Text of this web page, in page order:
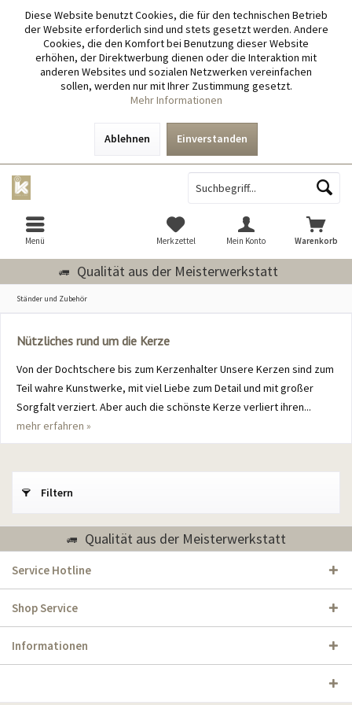
Diese Website benutzt Cookies, die für den technischen Betrieb
der Website erforderlich sind und stets gesetzt werden. Andere
Cookies, die den Komfort bei Benutzung dieser Website
erhöhen, der Direktwerbung dienen oder die Interaktion mit
anderen Websites und sozialen Netzwerken vereinfachen
sollen, werden nur mit Ihrer Zustimmung gesetzt.
Mehr Informationen
Ablehnen Einverstanden
Qualität aus der Meisterwerkstatt
Menü Warenkorb
Merkzettel Mein Konto
Ständer und Zubehör
Nützliches rund um die Kerze
Von der Dochtschere bis zum Kerzenhalter Unsere Kerzen sind zum
Teil wahre Kunstwerke, mit viel Liebe zum Detail und mit großer
Sorgfalt verziert. Aber auch die schönste Kerze verliert ihren...
mehr erfahren »
Filtern
Qualität aus der Meisterwerkstatt
Service Hotline
Shop Service
Informationen